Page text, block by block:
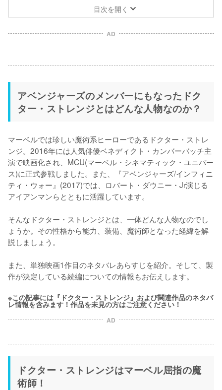
目次を開く
AD
アベンジャーズのメンバーにもなったドク
ター・ストレンジとはどんな人物なのか？
マーベルでは珍しい魔術系ヒーローであるドクター・ストレ
ンジ。2016年には人気俳優ベネディクト・カンバーバッチ主
演で映画化され、MCU(マーベル・シネマティック・ユニバー
ス)に正式参戦しました。また、『アベンジャーズ/インフィニ
ティ・ウォー』(2017)では、ロバート・ダウニー・Jr演じる
アイアンマンらとともに活躍しています。
そんなドクター・ストレンジとは、一体どんな人物なのでし
ょうか。その性格から能力、装備、魔術師となった経緯を解
説しましょう。
また、単独映画1作目のネタバレあらすじを紹介。そして、製
作が決定している続編についての情報もお伝えします。
※この記事には『ドクター・ストレンジ』および関連作品のネタバ
レ情報を含みます！作品を未見の方はご注意ください！
AD
ドクター・ストレンジはマーベル屈指の魔
術師！